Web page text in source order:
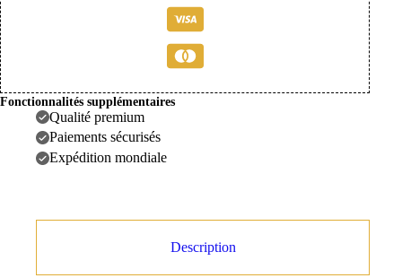
Fonctionnalités supplémentaires
Qualité premium
Paiements sécurisés
Expédition mondiale
Description